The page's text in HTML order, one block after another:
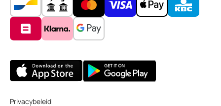
Privacybeleid